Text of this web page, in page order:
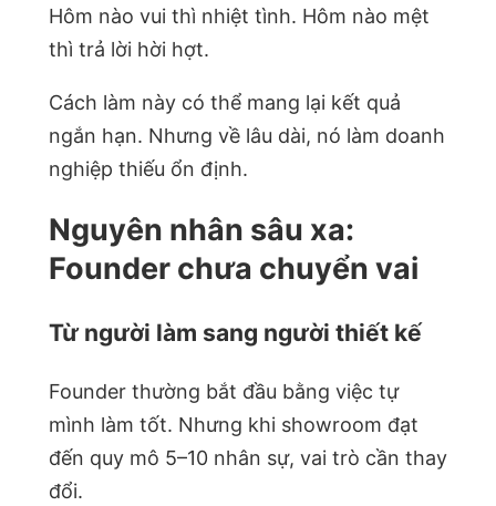
Hôm nào vui thì nhiệt tình. Hôm nào mệt
thì trả lời hời hợt.
Cách làm này có thể mang lại kết quả
ngắn hạn. Nhưng về lâu dài, nó làm doanh
nghiệp thiếu ổn định.
Nguyên nhân sâu xa:
Founder chưa chuyển vai
Từ người làm sang người thiết kế
Founder thường bắt đầu bằng việc tự
mình làm tốt. Nhưng khi showroom đạt
đến quy mô 5–10 nhân sự, vai trò cần thay
đổi.